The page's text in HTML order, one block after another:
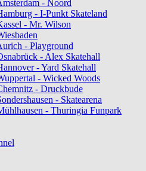
- Noord
- I-Punkt Skateland
- Mr. Wilson
- Playground
- Alex Skatehall
- Yard Skatehall
- Wicked Woods
- Druckbude
- Skatearena
- Thuringia Funpark